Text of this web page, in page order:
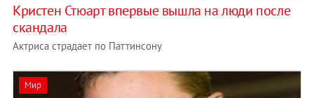
Кристен Стюарт впервые вышла на люди после
скандала
Актриса страдает по Паттинсону
Мир